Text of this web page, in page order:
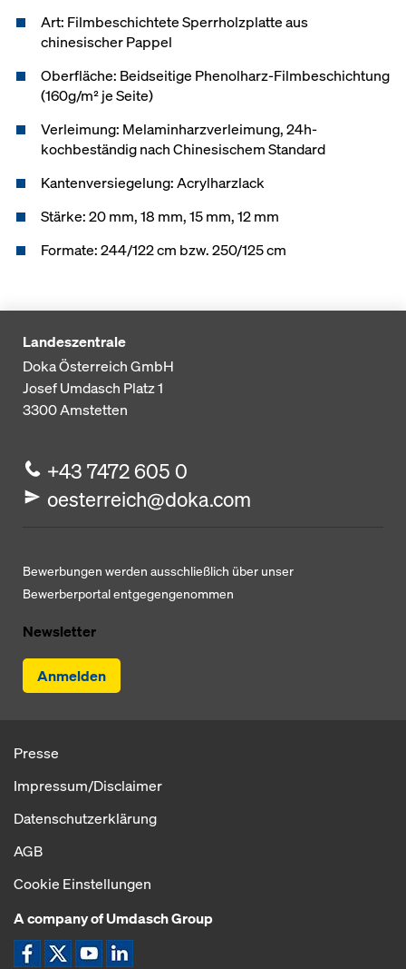
Art: Filmbeschichtete Sperrholzplatte aus
chinesischer Pappel
Oberfläche: Beidseitige Phenolharz-Filmbeschichtung
(160g/m² je Seite)
Verleimung: Melaminharzverleimung, 24h-
kochbeständig nach Chinesischem Standard
Kantenversiegelung: Acrylharzlack
Stärke: 20 mm, 18 mm, 15 mm, 12 mm
Formate: 244/122 cm bzw. 250/125 cm
Landeszentrale
Doka Österreich GmbH
Josef Umdasch Platz 1
3300Amstetten
+43 7472 605 0
oesterreich@doka.com
Bewerbungen werden ausschließlich über unser
Bewerberportal entgegengenommen
Newsletter
Anmelden
Presse
Impressum/Disclaimer
Datenschutzerklärung
AGB
Cookie Einstellungen
A company of Umdasch Group
Icon Facebook
Icon XIcon YouTube
Icon LinkedIn